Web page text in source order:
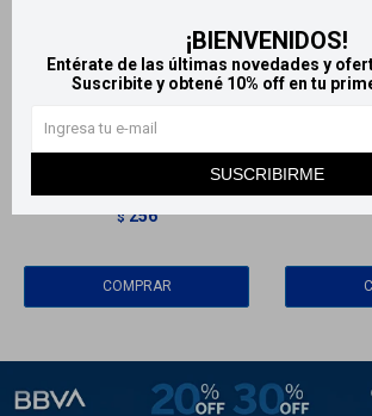
¡BIENVENIDOS!
Entérate de las últimas novedades y
Suscribite y obtené 10% off en tu
SUSCRIBIRME
Llega MAÑANA
$ 256